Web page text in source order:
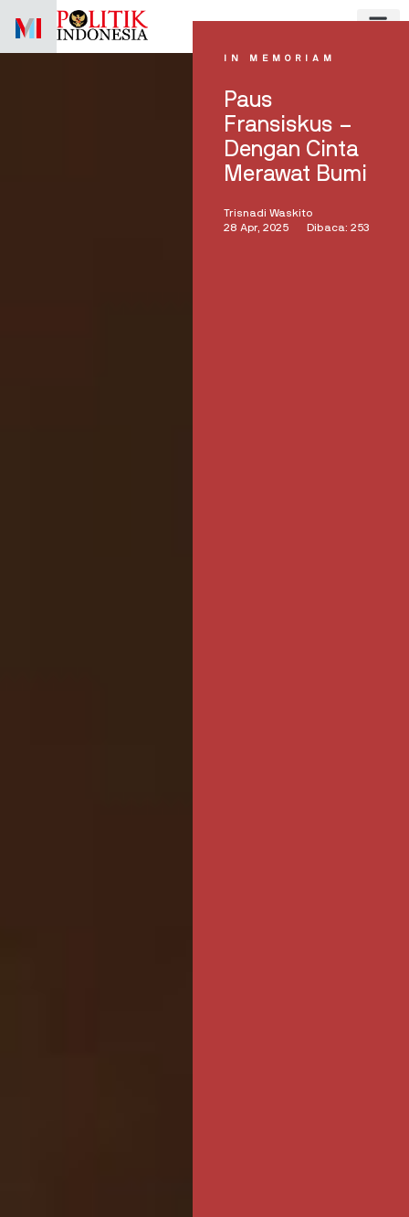
IN MEMORIAM
Paus
Fransiskus –
Dengan Cinta
Merawat Bumi
Trisnadi Waskito
28 Apr, 2025
Dibaca: 253